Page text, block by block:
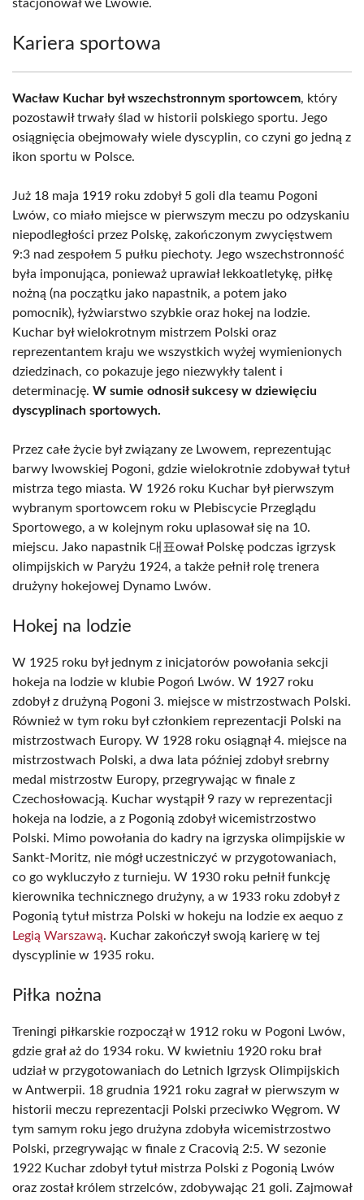
stacjonował we Lwowie.
Kariera sportowa
Wacław Kuchar był wszechstronnym sportowcem, który
pozostawił trwały ślad w historii polskiego sportu. Jego
osiągnięcia obejmowały wiele dyscyplin, co czyni go jedną z
ikon sportu w Polsce.
Już 18 maja 1919 roku zdobył 5 goli dla teamu Pogoni
Lwów, co miało miejsce w pierwszym meczu po odzyskaniu
niepodległości przez Polskę, zakończonym zwycięstwem
9:3 nad zespołem 5 pułku piechoty. Jego wszechstronność
była imponująca, ponieważ uprawiał lekkoatletykę, piłkę
nożną (na początku jako napastnik, a potem jako
pomocnik), łyżwiarstwo szybkie oraz hokej na lodzie.
Kuchar był wielokrotnym mistrzem Polski oraz
reprezentantem kraju we wszystkich wyżej wymienionych
dziedzinach, co pokazuje jego niezwykły talent i
determinację. W sumie odnosił sukcesy w dziewięciu
dyscyplinach sportowych.
Przez całe życie był związany ze Lwowem, reprezentując
barwy lwowskiej Pogoni, gdzie wielokrotnie zdobywał tytuł
mistrza tego miasta. W 1926 roku Kuchar był pierwszym
wybranym sportowcem roku w Plebiscycie Przeglądu
Sportowego, a w kolejnym roku uplasował się na 10.
miejscu. Jako napastnik 대표ował Polskę podczas igrzysk
olimpijskich w Paryżu 1924, a także pełnił rolę trenera
drużyny hokejowej Dynamo Lwów.
Hokej na lodzie
W 1925 roku był jednym z inicjatorów powołania sekcji
hokeja na lodzie w klubie Pogoń Lwów. W 1927 roku
zdobył z drużyną Pogoni 3. miejsce w mistrzostwach Polski.
Również w tym roku był członkiem reprezentacji Polski na
mistrzostwach Europy. W 1928 roku osiągnął 4. miejsce na
mistrzostwach Polski, a dwa lata później zdobył srebrny
medal mistrzostw Europy, przegrywając w finale z
Czechosłowacją. Kuchar wystąpił 9 razy w reprezentacji
hokeja na lodzie, a z Pogonią zdobył wicemistrzostwo
Polski. Mimo powołania do kadry na igrzyska olimpijskie w
Sankt-Moritz, nie mógł uczestniczyć w przygotowaniach,
co go wykluczyło z turnieju. W 1930 roku pełnił funkcję
kierownika technicznego drużyny, a w 1933 roku zdobył z
Pogonią tytuł mistrza Polski w hokeju na lodzie ex aequo z
Legią Warszawą. Kuchar zakończył swoją karierę w tej
dyscyplinie w 1935 roku.
Piłka nożna
Treningi piłkarskie rozpoczął w 1912 roku w Pogoni Lwów,
gdzie grał aż do 1934 roku. W kwietniu 1920 roku brał
udział w przygotowaniach do Letnich Igrzysk Olimpijskich
w Antwerpii. 18 grudnia 1921 roku zagrał w pierwszym w
historii meczu reprezentacji Polski przeciwko Węgrom. W
tym samym roku jego drużyna zdobyła wicemistrzostwo
Polski, przegrywając w finale z Cracovią 2:5. W sezonie
1922 Kuchar zdobył tytuł mistrza Polski z Pogonią Lwów
oraz został królem strzelców, zdobywając 21 goli. Zajmował